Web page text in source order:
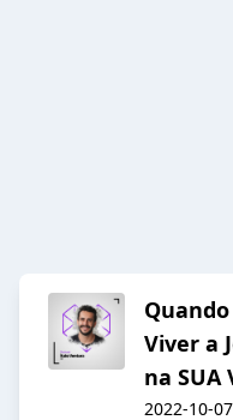
Quando
Viver a
na SUA
2022-10-07